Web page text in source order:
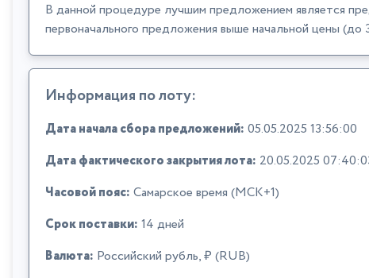
В данной процедуре лучшим предложением является
первоначального предложения выше начальной цены (до
Информация по лоту:
Дата начала сбора предложений: 05.05.2025 13:56:00
Дата фактического закрытия лота: 20.05.2025
Часовой пояс: Самарское время (МСК+1)
Срок поставки: 14 дней
Валюта: Российский рубль, ₽ (RUB)